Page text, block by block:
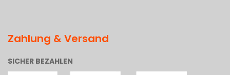
Zahlung & Versand
SICHER BEZAHLEN